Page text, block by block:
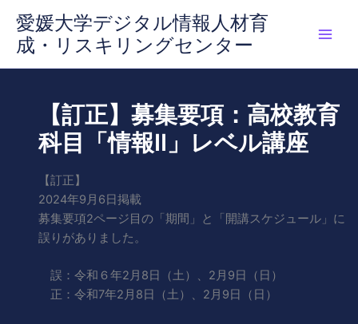
ス
愛媛大学デジタル情報人材育
成・リスキリングセンター
【訂正】募集要項：高校教育
科目「情報II」レベル講座
【訂正】
2024年9月6日掲載
募集要項2ページ目の「期間」と「開講スケジュール」に
誤りがありました。
誤：令和６年2月8日（土）、2月9日（日）
正：令和7年2月8日（土）、2月9日（日）